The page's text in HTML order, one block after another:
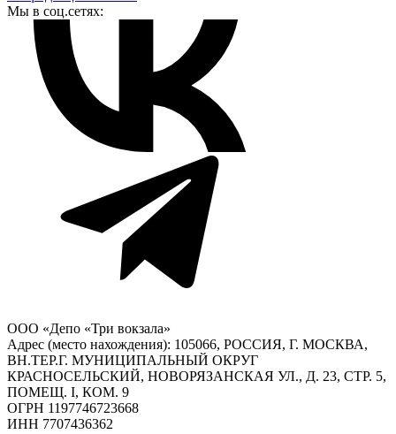
Мы в соц.сетях:
ООО «Депо «Три вокзала»
Адрес (место нахождения): 105066, РОССИЯ, Г. МОСКВА,
ВН.ТЕР.Г. МУНИЦИПАЛЬНЫЙ ОКРУГ
КРАСНОСЕЛЬСКИЙ, НОВОРЯЗАНСКАЯ УЛ., Д. 23, СТР. 5,
ПОМЕЩ. I, КОМ. 9
ОГРН 1197746723668
ИНН 7707436362